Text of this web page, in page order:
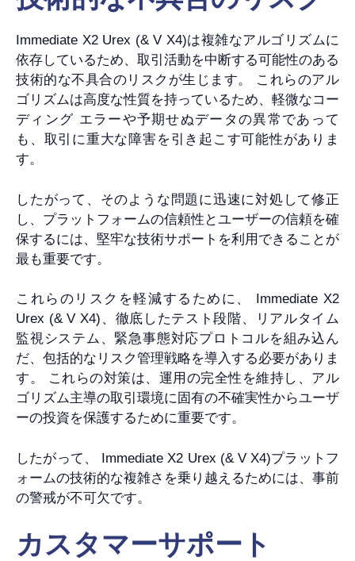
Immediate X2 Urex (& V X4)は複雑なアルゴリズムに
依存しているため、取引活動を中断する可能性のある
技術的な不具合のリスクが生じます。 これらのアル
ゴリズムは高度な性質を持っているため、軽微なコー
ディング エラーや予期せぬデータの異常であって
も、取引に重大な障害を引き起こす可能性がありま
す。
したがって、そのような問題に迅速に対処して修正
し、プラットフォームの信頼性とユーザーの信頼を確
保するには、堅牢な技術サポートを利用できることが
最も重要です。
これらのリスクを軽減するために、 Immediate X2
Urex (& V X4)、徹底したテスト段階、リアルタイム
監視システム、緊急事態対応プロトコルを組み込ん
だ、包括的なリスク管理戦略を導入する必要がありま
す。 これらの対策は、運用の完全性を維持し、アル
ゴリズム主導の取引環境に固有の不確実性からユーザ
ーの投資を保護するために重要です。
したがって、 Immediate X2 Urex (& V X4)プラットフ
ォームの技術的な複雑さを乗り越えるためには、事前
の警戒が不可欠です。
カスタマーサポート